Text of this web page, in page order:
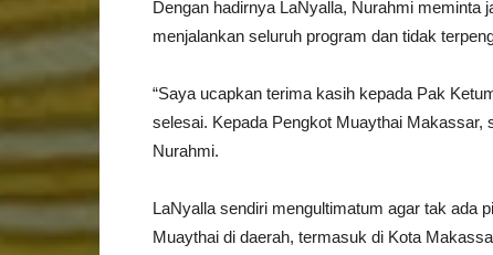
Dengan hadirnya LaNyalla, Nurahmi
menjalankan seluruh program dan tidak
“Saya ucapkan terima kasih kepada Pak
selesai. Kepada Pengkot Muaythai Makassar,
Nurahmi.
LaNyalla sendiri mengultimatum agar tak ada
Muaythai di daerah, termasuk di Kota